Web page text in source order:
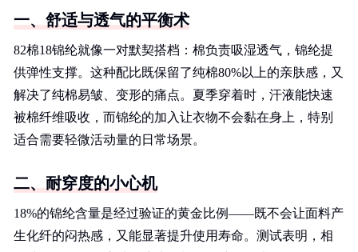
一、舒适与透气的平衡术
82棉18锦纶就像一对默契搭档：棉负责吸湿透气，锦纶提
供弹性支撑。这种配比既保留了纯棉80%以上的亲肤感，又
解决了纯棉易皱、变形的痛点。夏季穿着时，汗液能快速
被棉纤维吸收，而锦纶的加入让衣物不会黏在身上，特别
适合需要轻微活动量的日常场景。
二、耐穿度的小心机
18%的锦纶含量是经过验证的黄金比例——既不会让面料产
生化纤的闷热感，又能显著提升使用寿命。测试表明，相